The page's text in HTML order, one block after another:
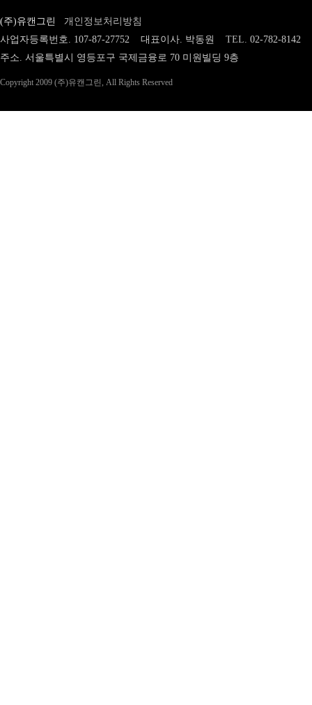
(주)유캔그린
개인정보처리방침
사업자등록번호. 107-87-27752 대표이사. 박동원 TEL. 02-782-8142
주소. 서울특별시 영등포구 국제금융로 70 미원빌딩 9층
Copyright 2009 (주)유캔그린, All Rights Reserved